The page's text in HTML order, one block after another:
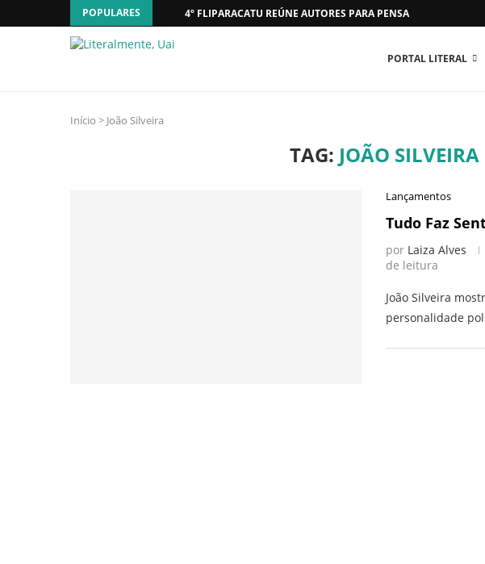
POPULARES 4º FLIPARACATU REÚNE AUTORES PARA PENSAR O MUNDO...
PORTAL LITERAL
Início > João Silveira
TAG: JOÃO SILVEIRA
Lançamentos
Tudo Faz
por Laiza Alves
de leitura
João Silveira
personalidade